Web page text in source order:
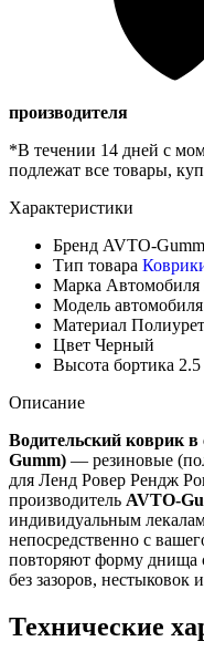
производителя
*В течении 14 дней с
подлежат все товары,
Характеристики
Бренд AVTO-Gumm
Тип товара
Марка Автомобиля
Модель автомобиля
Материал
Цвет Черный
Высота бортика
Описание
Водительский коврик в
Gumm) — резиновые
для Ленд Ровер Рендж
производитель AVTO-
индивидуальным
непосредственно с
повторяют форму днища
без зазоров, нестыковок
Технические